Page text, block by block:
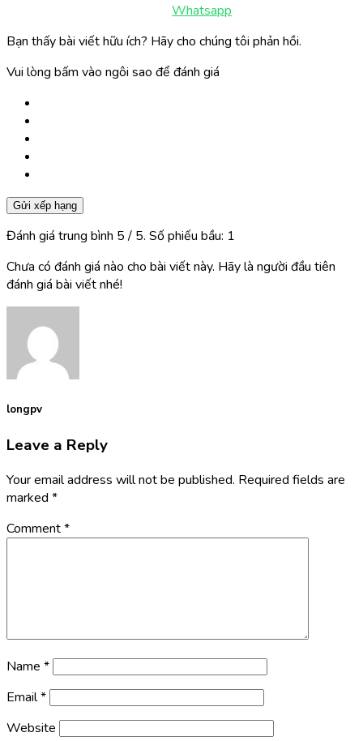
Whatsapp
Bạn thấy bài viết hữu ích? Hãy cho chúng tôi phản hồi.
Vui lòng bấm vào ngôi sao để đánh giá
Gửi xếp hạng
Đánh giá trung bình 5/ 5. Số phiếu bầu: 1
Chưa có đánh giá nào cho bài viết này. Hãy là người đầu tiên
đánh giá bài viết nhé!
longpv
Leave a Reply
Your email address will not be published. Required fields are
marked *
Comment*
Name *
Email*
Website